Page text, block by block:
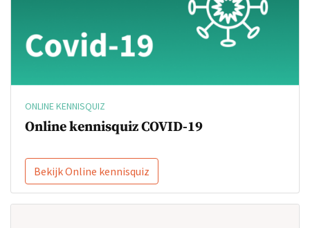
ONLINE KENNISQUIZ
Online kennisquiz COVID-19
Bekijk Online kennisquiz